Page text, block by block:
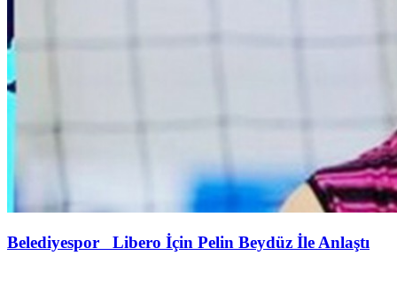
Belediyespor Libero İçin Pelin Beydüz İle Anlaştı